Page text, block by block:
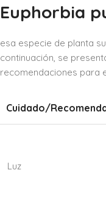
Euphorbia
esa especie de planta
continuación, se
recomendaciones para
Cuidado/
Luz